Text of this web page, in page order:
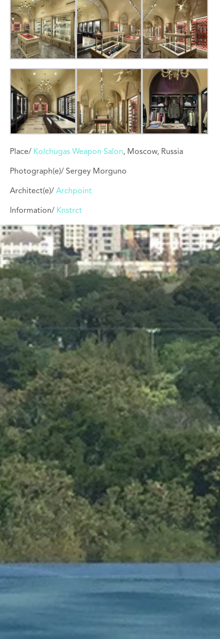
Place/ Kolchugas Weapon Salon, Moscow, Russia
Photograph(e)/ Sergey Morguno
Architect(e)/ Archpoint
Information/ Knstrct